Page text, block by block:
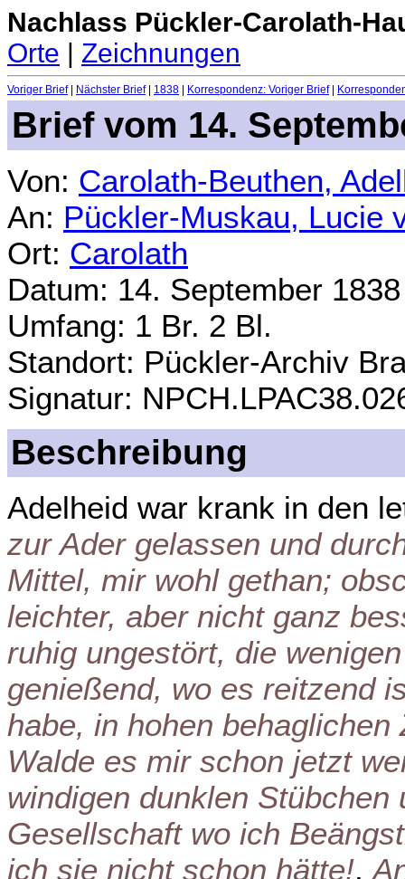
Nachlass Pückler-Carolath-
Orte | Zeichnungen
Voriger Brief| Nächster Brief| 1838 Korrespondenz: Voriger Brief|
Brief vom 14.
Von: Carolath-Beuthen,
An: Pückler-Muskau, Lucie
Ort: Carolath
Datum: 14. September 1838
Umfang: 1 Br. 2 Bl.
Standort: Pückler-Archiv
Signatur:
Beschreibung
Adelheid war krank in den
zur Ader gelassen und
Mittel, mir wohl gethan;
leichter, aber nicht ganz
ruhig ungestört, die
genießend, wo es reitzend
habe, in hohen
Walde es mir schon jetzt
windigen dunklen
Gesellschaft wo ich
ich sie nicht schon hätte!,